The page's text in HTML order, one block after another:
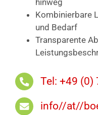
Kombinierbare
und Bedarf
Transparente
Tel: +49 (0)
info//at//